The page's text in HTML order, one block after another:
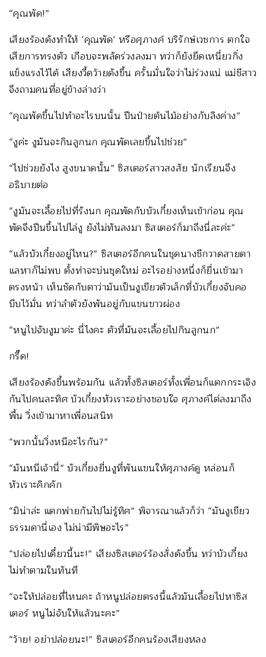
“คุณพัด!”
เสียงร้องดังทำให้ ‘คุณพัด’ หรือศุภางค์ บริรักษ์เวชการ ตกใจ
เสียการทรงตัว เกือบจะพลัดร่วงลงมา ทว่าก็ยังยึดเหนี่ยวกิ่ง
แข็งแรงไว้ได้ เสียงวี้ดว้ายดังขึ้น ครั้นมั่นใจว่าไม่ร่วงแน่ แม่ชีสาว
จึงถามคนที่อยู่ข้างล่างว่า
“คุณพัดขึ้นไปทำอะไรบนนั้น ปีนป่ายต้นไม้อย่างกับลิงค่าง”
“งูค่ะ งูมันจะกินลูกนก คุณพัดเลยขึ้นไปช่วย”
“ไปช่วยยังไง สูงขนาดนั้น” ซิสเตอร์สาวสงสัย นักเรียนจึง
อธิบายต่อ
“งูมันจะเลื้อยไปที่รังนก คุณพัดกับบัวเกี๋ยงเห็นเข้าก่อน คุณ
พัดจึงปีนขึ้นไปไล่งู ยังไม่ทันลงมา ซิสเตอร์ก็มาถึงนี่ละค่ะ”
“แล้วบัวเกี๋ยงอยู่ไหน?” ซิสเตอร์อีกคนในชุดนางชีกวาดสายตา
แลหาก็ไม่พบ ตั้งท่าจะบ่นชุดใหม่ อะไรอย่างหนึ่งก็ยื่นเข้ามา
ตรงหน้า เห็นชัดกับตาว่ามันเป็นงูเขียวตัวเล็กที่บัวเกี๋ยงจับคอ
บีบไว้มั่น ทว่าลำตัวยังพันอยู่กับแขนขาวผ่อง
“หนูไปจับงูมาค่ะ นี่ไงคะ ตัวที่มันจะเลื้อยไปกินลูกนก”
กรี๊ด!
เสียงร้องดังขึ้นพร้อมกัน แล้วทั้งซิสเตอร์ทั้งเพื่อนก็แตกกระเจิง
กันไปคนละทิศ บัวเกี๋ยงหัวเราะอย่างชอบใจ ศุภางค์ไต่ลงมาถึง
พื้น วิ่งเข้ามาหาเพื่อนสนิท
“พวกนั้นวิ่งหนีอะไรกัน?”
“มันหนีเจ้านี่” บัวเกี๋ยงยื่นงูที่พันแขนให้ศุภางค์ดู หล่อนก็
หัวเราะคิกคัก
“มิน่าล่ะ แตกพ่ายกันไปไม่รู้ทิศ” พิจารณาแล้วก็ว่า “มันงูเขียว
ธรรมดานี่เอง ไม่น่ามีพิษอะไร”
“ปล่อยไปเดี๋ยวนี้นะ!” เสียงซิสเตอร์ร้องสั่งดังขึ้น ทว่าบัวเกี๋ยง
ไม่ทำตามในทันที
“จะให้ปล่อยที่ไหนคะ ถ้าหนูปล่อยตรงนี้แล้วมันเลื้อยไปหาซิส
เตอร์ หนูไม่จับให้แล้วนะคะ”
“ว้าย! อย่าปล่อยนะ!” ซิสเตอร์อีกคนร้องเสียงหลง